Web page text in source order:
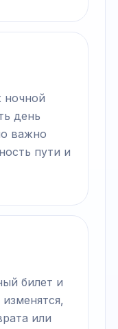
ночной
день
важно
пути и
билет и
или